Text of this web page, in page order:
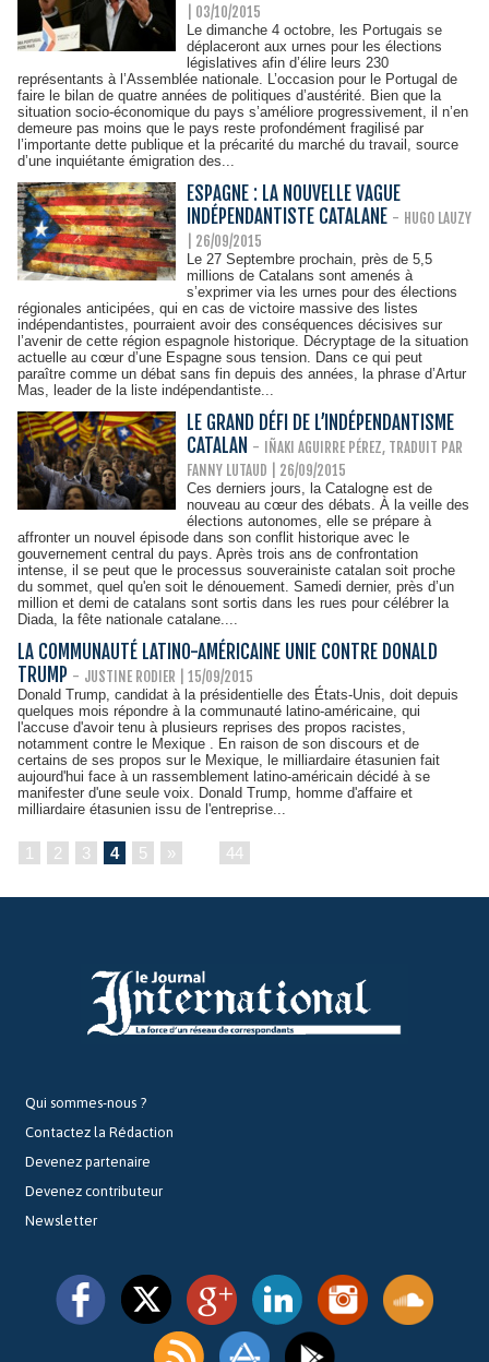
| 03/10/2015
Le dimanche 4 octobre, les Portugais se
déplaceront aux urnes pour les élections
législatives afin d’élire leurs 230
représentants à l’Assemblée nationale. L’occasion pour le Portugal de
faire le bilan de quatre années de politiques d’austérité. Bien que la
situation socio-économique du pays s’améliore progressivement, il n’en
demeure pas moins que le pays reste profondément fragilisé par
l’importante dette publique et la précarité du marché du travail, source
d’une inquiétante émigration des...
ESPAGNE : LA NOUVELLE VAGUE
INDÉPENDANTISTE CATALANE - HUGO LAUZY
| 26/09/2015
Le 27 Septembre prochain, près de 5,5
millions de Catalans sont amenés à
s’exprimer via les urnes pour des élections
régionales anticipées, qui en cas de victoire massive des listes
indépendantistes, pourraient avoir des conséquences décisives sur
l’avenir de cette région espagnole historique. Décryptage de la situation
actuelle au cœur d’une Espagne sous tension. Dans ce qui peut
paraître comme un débat sans fin depuis des années, la phrase d’Artur
Mas, leader de la liste indépendantiste...
LE GRAND DÉFI DE L’INDÉPENDANTISME
CATALAN -
IÑAKI AGUIRRE PÉREZ, TRADUIT PAR
FANNY LUTAUD | 26/09/2015
Ces derniers jours, la Catalogne est de
nouveau au cœur des débats. À la veille des
élections autonomes, elle se prépare à
affronter un nouvel épisode dans son conflit historique avec le
gouvernement central du pays. Après trois ans de confrontation
intense, il se peut que le processus souverainiste catalan soit proche
du sommet, quel qu'en soit le dénouement. Samedi dernier, près d’un
million et demi de catalans sont sortis dans les rues pour célébrer la
Diada, la fête nationale catalane....
LA COMMUNAUTÉ LATINO-AMÉRICAINE UNIE CONTRE DONALD
TRUMP - JUSTINE RODIER | 15/09/2015
Donald Trump, candidat à la présidentielle des États-Unis, doit depuis
quelques mois répondre à la communauté latino-américaine, qui
l'accuse d'avoir tenu à plusieurs reprises des propos racistes,
notamment contre le Mexique . En raison de son discours et de
certains de ses propos sur le Mexique, le milliardaire étasunien fait
aujourd'hui face à un rassemblement latino-américain décidé à se
manifester d'une seule voix. Donald Trump, homme d'affaire et
milliardaire étasunien issu de l'entreprise...
1 2 3 4 5 » 44
Qui sommes-nous ?
Contactez la Rédaction
Devenez partenaire
Devenez contributeur
Newsletter